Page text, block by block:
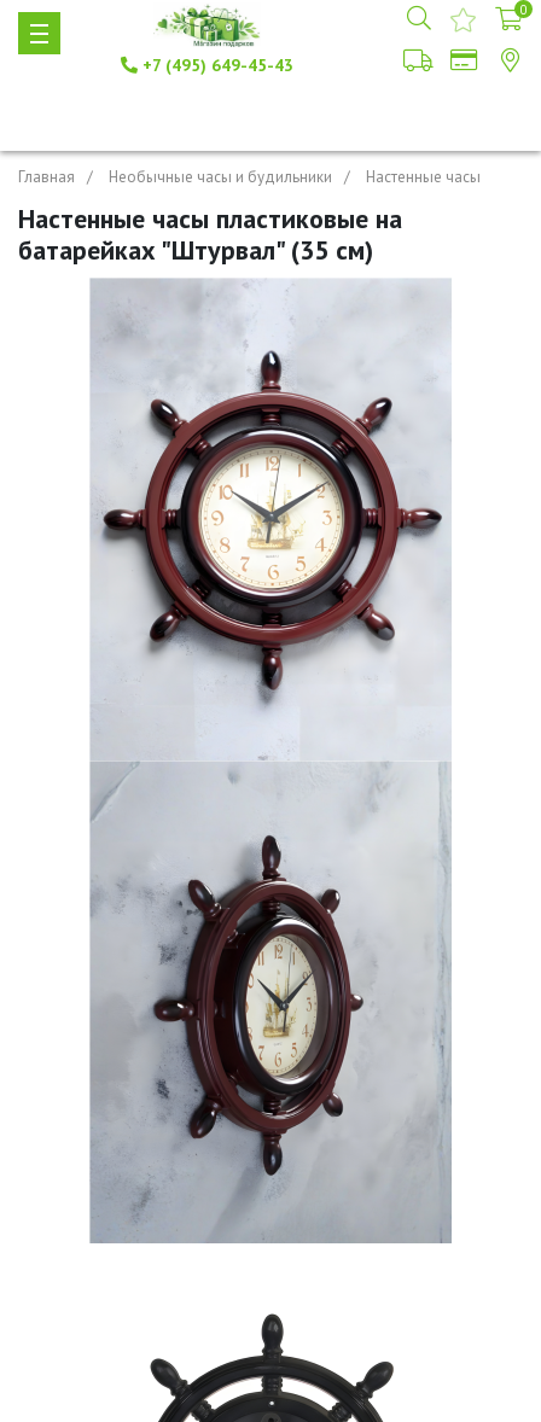
+7 (495) 649-45-43
0
Главная Необычные часы и будильники Настенные часы
Настенные часы пластиковые на
батарейках "Штурвал" (35 см)